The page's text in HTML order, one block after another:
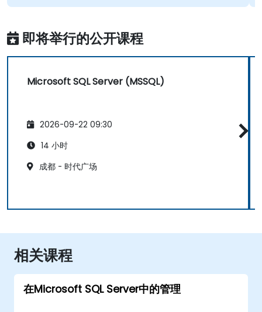
即将举行的公开课程
Microsoft SQL Server (MSSQL)
2026-09-22 09:30
14 小时
成都 - 时代广场
相关课程
在Microsoft SQL Server中的管理